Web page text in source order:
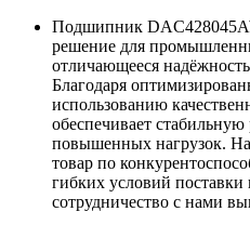
Подшипник
решение для
отличающееся
Благодаря
использованию
обеспечивает стабильную
повышенных нагрузок.
товар по
гибких условий поставки
сотрудничество с нами